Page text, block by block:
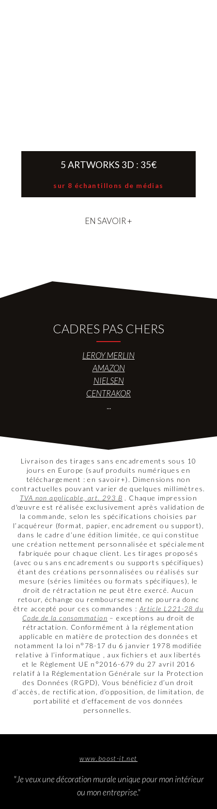
5 ARTWORKS 3D : 35€
sur 8 échantillons de médias
EN SAVOIR +
CADRES PAS CHERS
LEROY MERLIN
AMAZON
NIELSEN
CENTRAKOR
...
Livraison des tirages sans encadrements sous 10
jours en Europe (sauf produits numériques en
téléchargement : en savoir+). Dimensions non
contractuelles pouvant varier de quelques millimètres.
TVA non applicable, art. 293 B . Chaque impression
d'œuvre est réalisée exclusivement après validation de
la commande, selon les spécifications choisies par
l’acquéreur (format, papier, encadrement ou support),
dans le cadre d’une édition limitée, ce qui constitue
une création nettement personnalisée et spécialement
fabriquée pour chaque client. Les tirages proposés
(avec ou sans encadrements ou supports spécifiques)
étant des créations personnalisées ou réalisés sur
mesure (séries limitées ou formats spécifiques), le
droit de rétractation ne peut être exercé. Aucun
retour, échange ou remboursement ne pourra donc
être accepté pour ces commandes : Article L221-28 du
Code de la consommation – exceptions au droit de
rétractation. Conformément à la réglementation
applicable en matière de protection des données et
notamment la loi n°78-17 du 6 janvier 1978 modifiée
relative à l’informatique , aux fichiers et aux libertés
et le Règlement UE n°2016-679 du 27 avril 2016
relatif à la Réglementation Générale sur la Protection
des Données (RGPD), Vous bénéficiez d’un droit
d’accès, de rectification, d’opposition, de limitation, de
portabilité et d’effacement de vos données
personnelles.
www.boost-it.net
"Je veux une décoration murale unique pour mon intérieur
ou mon entreprise."